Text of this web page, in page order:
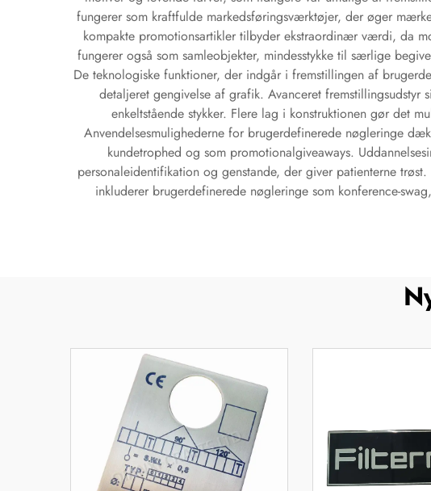
fungerer som kraftfulde markedsføringsværktøjer, der øger
kompakte promotionsartikler tilbyder ekstraordinær værdi, da
fungerer også som samleobjekter, mindesstykke til særlige
De teknologiske funktioner, der indgår i fremstillingen af
detaljeret gengivelse af grafik. Avanceret
enkeltstående stykker. Flere lag i konstruktionen gør det
Anvendelsesmulighederne for brugerdefinerede nøgleringe
kundetrophed og som promotionalgiveaways.
personaleidentifikation og genstande, der giver patienterne
inkluderer brugerdefinerede nøgleringe som konference-